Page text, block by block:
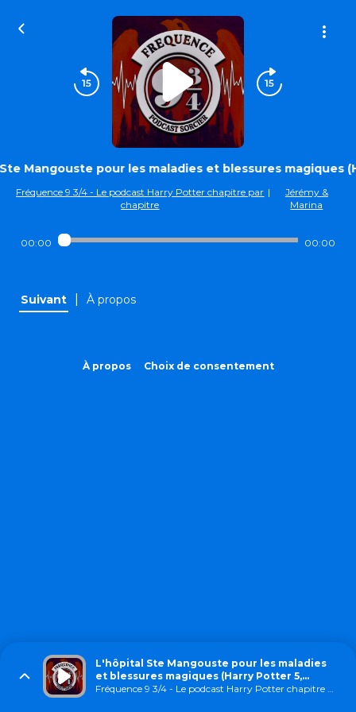
Mangouste pour les maladies et blessures magiques
Fréquence 9 3/4 - Le podcast Harry Potter chapitre par
chapitre
|
Jérémy &
Marina
00:00 00:00
Suivant À propos
À propos Choix de consentement
L'hôpital Ste Mangouste pour les maladies
et blessures magiques (Harry Potter 5,
chapitre 22)
Fréquence 9 3/4 - Le podcast Harry Potter chapitre par chapitre